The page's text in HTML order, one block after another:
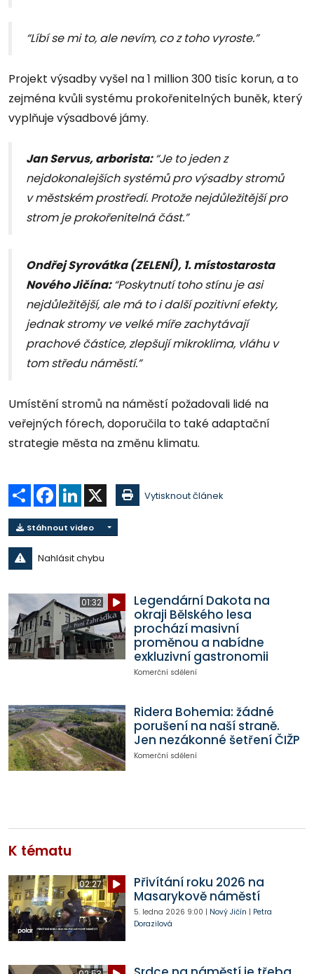
“Líbí se mi to, ale nevím, co z toho vyroste.”
Projekt výsadby vyšel na 1 million 300 tisíc korun, a to
zejména kvůli systému prokořenitelných buněk, který
vyplňuje výsadbové jámy.
Jan Servus, arborista:“Je to jeden z
nejdokonalejších systémů pro výsadby stromů
v městském prostředí. Protože nejdůležitější pro
strom je prokořenitelná část.”
Ondřej Syrovátka (ZELENÍ), 1. místostarosta
Nového Jičína:“Poskytnutí toho stínu je asi
nejdůležitější, ale má to i další pozitivní efekty,
jednak stromy ve velké míře zachytávají
prachové částice, zlepšují mikroklima, vláhu v
tom středu náměstí.”
Umístění stromů na náměstí požadovali lidé na
veřejných fórech, doporučila to také adaptační
strategie města na změnu klimatu.
Sdílet Facebook
LinkedIn Vytisknout článek
Stáhnout video
Nahlásit chybu
01:32
Legendární Dakota na
okraji Bělského lesa
prochází masivní
proměnou a nabídne
exkluzivní gastronomii
Komerční sdělení
Ridera Bohemia: žádné
porušení na naší straně.
Jen nezákonné šetření ČIŽP
Komerční sdělení
K tématu
02:27
Přivítání roku 2026 na
Masarykově náměstí
5. ledna 2026 9:00 | Nový Jičín | Petra
Dorazilová